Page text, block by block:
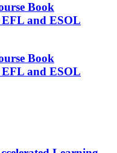
Book
and ESOL
Book
and ESOL